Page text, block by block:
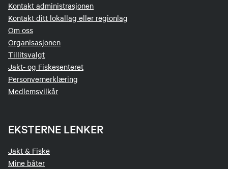
Kontakt administrasjonen
Kontakt ditt lokallag eller regionlag
Om oss
Organisasjonen
Tillitsvalgt
Jakt- og Fiskesenteret
Personvernerklæring
Medlemsvilkår
EKSTERNE LENKER
Jakt & Fiske
Mine båter